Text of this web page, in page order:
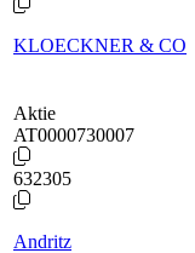
KLOECKNER & CO
Aktie
AT0000730007
632305
Andritz